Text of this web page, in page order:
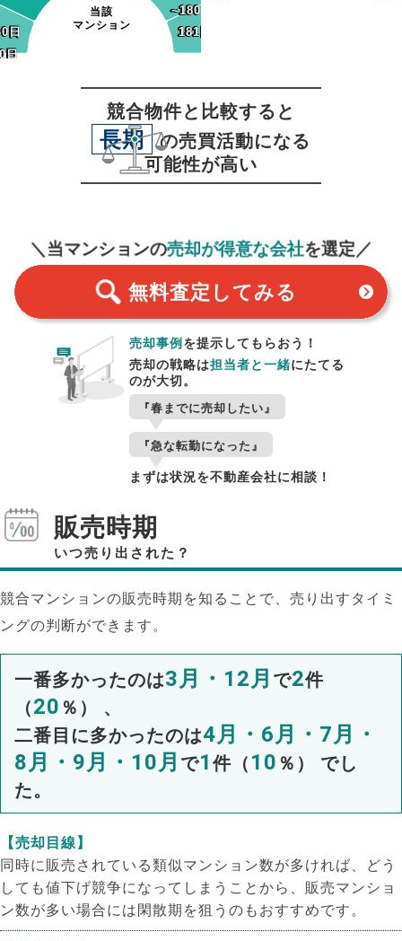
当該
マンション
日
日
日
日
~180日
~180日
181日~
181日~
競合物件と比較すると
長期
の売買活動になる
可能性が高い
＼当マンションの売却が得意な会社を選定／
無料査定 してみる
売却事例を提示してもらおう！
売却の戦略は担当者と一緒にたてる
のが大切。
『春までに売却したい』
『急な転勤になった』
まずは状況を不動産会社に相談！
販売時期
いつ売り出された？
競合マンションの販売時期を知ることで、売り出すタイミ
ングの判断ができます。
一番多かったのは3月・12月 で2件
（20 ％） 、
二番目に多かったのは4月・6月・7月・
8月・9月・10月 で1 件（ 10 ％） でし
た。
【売却目線】
同時に販売されている類似マンション数が多ければ、どう
しても値下げ競争になってしまうことから、販売マンショ
ン数が多い場合には閑散期を狙うのもおすすめです。